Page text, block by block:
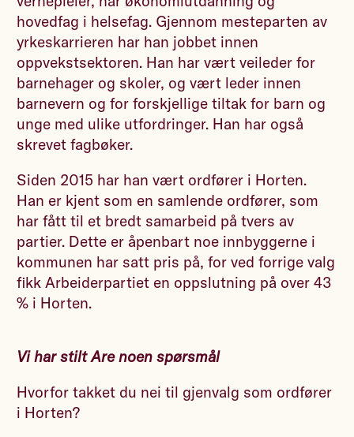
hovedfag i helsefag. Gjennom mesteparten av
yrkeskarrieren har han jobbet innen
oppvekstsektoren. Han har vært veileder for
barnehager og skoler, og vært leder innen
barnevern og for forskjellige tiltak for barn og
unge med ulike utfordringer. Han har også
skrevet fagbøker.
Siden 2015 har han vært ordfører i Horten.
Han er kjent som en samlende ordfører, som
har fått til et bredt samarbeid på tvers av
partier. Dette er åpenbart noe innbyggerne i
kommunen har satt pris på, for ved forrige valg
fikk Arbeiderpartiet en oppslutning på over 43
% i Horten.
Vi har stilt Are noen spørsmål
Hvorfor takket du nei til gjenvalg som ordfører
i Horten?